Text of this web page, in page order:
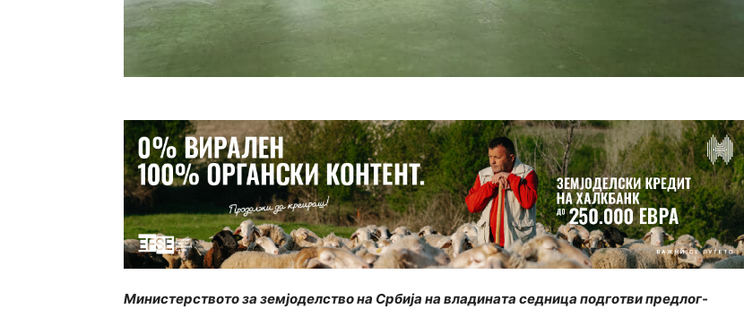
Министерството за земјоделство на Србија на владината седница подготви предлог-